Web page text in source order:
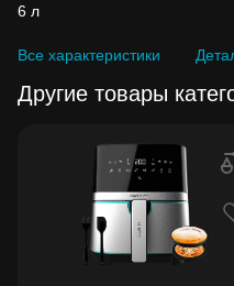
6 л
Все характеристики
Другие товары